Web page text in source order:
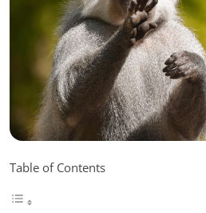
Table of Contents